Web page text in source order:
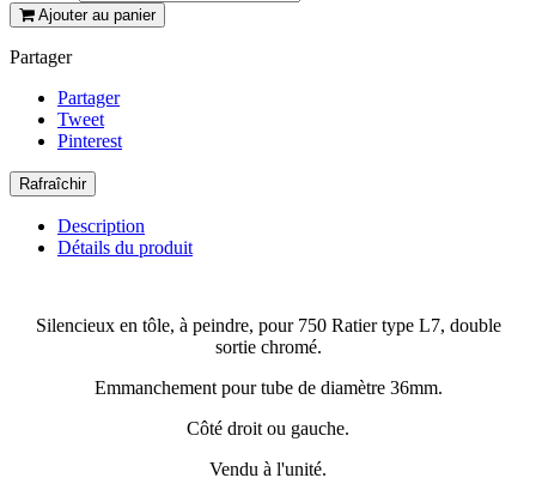
Ajouter au panier
Partager
Partager
Tweet
Pinterest
Description
Détails du produit
Silencieux en tôle, à peindre, pour 750 Ratier type L7, double
sortie chromé.
Emmanchement pour tube de diamètre 36mm.
Côté droit ou gauche.
Vendu à l'unité.